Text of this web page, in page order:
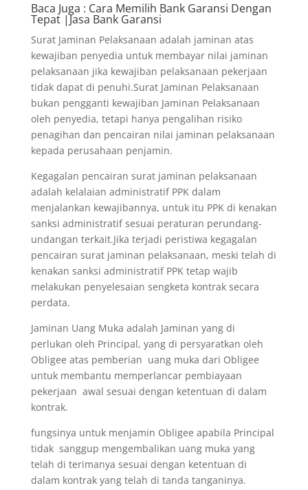
Baca Juga : Cara Memilih Bank Garansi Dengan
Tepat |Jasa Bank Garansi
Surat Jaminan Pelaksanaan adalah jaminan atas
kewajiban penyedia untuk membayar nilai jaminan
pelaksanaan jika kewajiban pelaksanaan pekerjaan
tidak dapat di penuhi.Surat Jaminan Pelaksanaan
bukan pengganti kewajiban Jaminan Pelaksanaan
oleh penyedia, tetapi hanya pengalihan risiko
penagihan dan pencairan nilai jaminan pelaksanaan
kepada perusahaan penjamin.
Kegagalan pencairan surat jaminan pelaksanaan
adalah kelalaian administratif PPK dalam
menjalankan kewajibannya, untuk itu PPK di kenakan
sanksi administratif sesuai peraturan perundang-
undangan terkait.Jika terjadi peristiwa kegagalan
pencairan surat jaminan pelaksanaan, meski telah di
kenakan sanksi administratif PPK tetap wajib
melakukan penyelesaian sengketa kontrak secara
perdata.
Jaminan Uang Muka adalah Jaminan yang di
perlukan oleh Principal, yang di persyaratkan oleh
Obligee atas pemberian uang muka dari Obligee
untuk membantu memperlancar pembiayaan
pekerjaan awal sesuai dengan ketentuan di dalam
kontrak.
fungsinya untuk menjamin Obligee apabila Principal
tidak sanggup mengembalikan uang muka yang
telah di terimanya sesuai dengan ketentuan di
dalam kontrak yang telah di tanda tanganinya.